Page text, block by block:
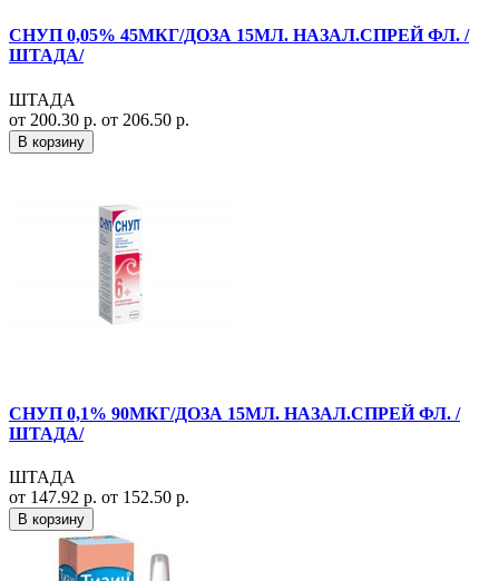
СНУП 0,05% 45МКГ/ДОЗА 15МЛ. НАЗАЛ.СПРЕЙ ФЛ. /
ШТАДА/
ШТАДА
от 200.30 р. от 206.50 р.
В корзину
СНУП 0,1% 90МКГ/ДОЗА 15МЛ. НАЗАЛ.СПРЕЙ ФЛ. /
ШТАДА/
ШТАДА
от 147.92 р. от 152.50 р.
В корзину